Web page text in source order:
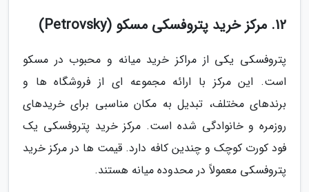
12. مرکز خرید پتروفسکی مسکو (Petrovsky)
پتروفسکی یکی از مراکز خرید میانه و محبوب در مسکو
است. این مرکز با ارائه مجموعه ای از فروشگاه ها و
برندهای مختلف، تبدیل به مکان مناسبی برای خریدهای
روزمره و خانوادگی شده است. مرکز خرید پتروفسکی یک
فود کورت کوچک و چندین کافه دارد. قیمت ها در مرکز خرید
پتروفسکی معمولاً در محدوده میانه هستند.